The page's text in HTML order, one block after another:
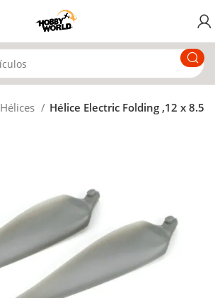
Hélices Hélice Electric Folding ,12 x 8.5